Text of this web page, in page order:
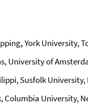
,York University,
University of
Susfolk
Columbia University,